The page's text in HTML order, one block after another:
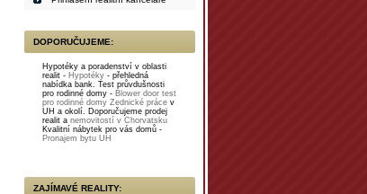
DOPORUČUJEME:
Hypotéky a poradenství v oblasti
realit - Hypotéky - přehledná
nabídka bank. Test průvdušnosti
pro rodinné domy - Blower door test
pro rodinné domy Zednické práce v
UH a okolí. Doporučujeme prodej
realit a nemovitostí v Chorvatsku
Kvalitní nábytek pro vás domů -
Pronajem bytu UH
ZAJÍMAVÉ REALITY: